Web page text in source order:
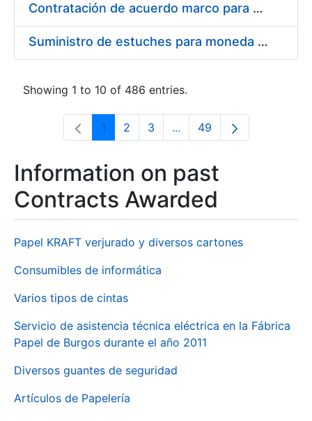
Contratación de acuerdo marco para el Suministro de Material de Electricidad para la Fábrica Nacional de Moneda y Timbre-Real Casa de la Moneda en su centro de trabajo de Burgos
Suministro de estuches para moneda de 30 €
Showing 1 to 10 of 486 entries.
Page
1 Page
2 Page
3 ...Intermediate Pages Use
Page
49
Information on past
Contracts Awarded
Papel KRAFT verjurado y diversos cartones
Consumibles de informática
Varios tipos de cintas
Servicio de asistencia técnica eléctrica en la Fábrica
Papel de Burgos durante el año 2011
Diversos guantes de seguridad
Artículos de Papelería